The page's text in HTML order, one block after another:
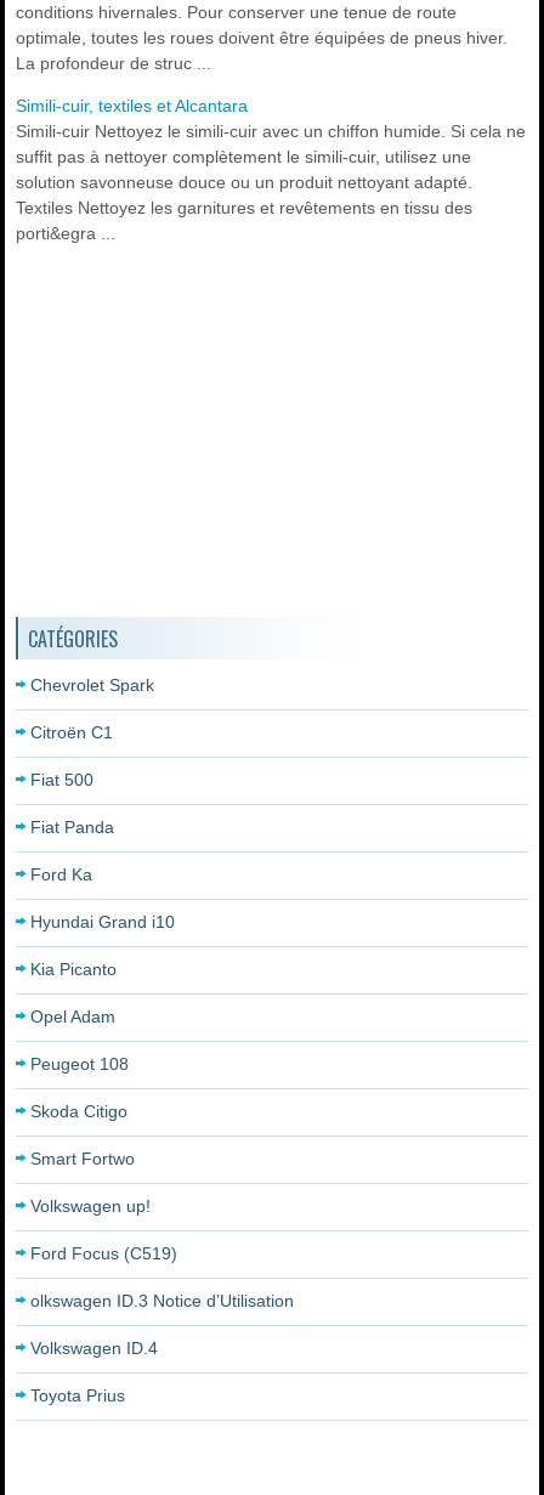
conditions hivernales. Pour conserver une tenue de route
optimale, toutes les roues doivent être équipées de pneus hiver.
La profondeur de struc ...
Simili-cuir, textiles et Alcantara
Simili-cuir Nettoyez le simili-cuir avec un chiffon humide. Si cela ne
suffit pas à nettoyer complètement le simili-cuir, utilisez une
solution savonneuse douce ou un produit nettoyant adapté.
Textiles Nettoyez les garnitures et revêtements en tissu des
porti&egra ...
CATÉGORIES
Chevrolet Spark
Citroën C1
Fiat 500
Fiat Panda
Ford Ka
Hyundai Grand i10
Kia Picanto
Opel Adam
Peugeot 108
Skoda Citigo
Smart Fortwo
Volkswagen up!
Ford Focus (C519)
olkswagen ID.3 Notice d’Utilisation
Volkswagen ID.4
Toyota Prius